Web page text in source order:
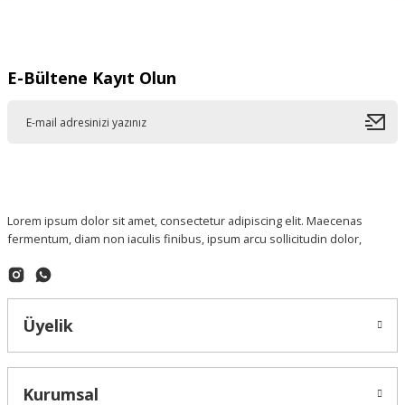
E-Bültene Kayıt Olun
Lorem ipsum dolor sit amet, consectetur adipiscing elit. Maecenas
fermentum, diam non iaculis finibus, ipsum arcu sollicitudin dolor,
Üyelik
Kurumsal